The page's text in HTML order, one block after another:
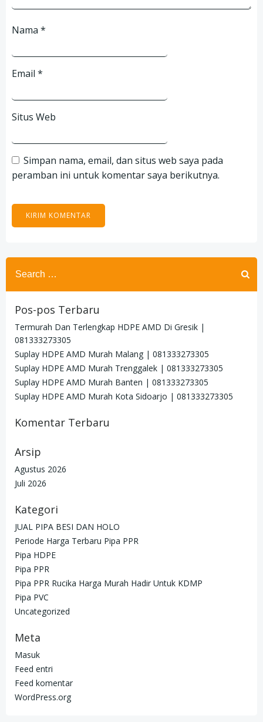
Nama *
Email *
Situs Web
Simpan nama, email, dan situs web saya pada
peramban ini untuk komentar saya berikutnya.
Search
for:
Pos-pos Terbaru
Termurah Dan Terlengkap HDPE AMD Di Gresik |
081333273305
Suplay HDPE AMD Murah Malang | 081333273305
Suplay HDPE AMD Murah Trenggalek | 081333273305
Suplay HDPE AMD Murah Banten | 081333273305
Suplay HDPE AMD Murah Kota Sidoarjo | 081333273305
Komentar Terbaru
Arsip
Agustus 2026
Juli 2026
Kategori
JUAL PIPA BESI DAN HOLO
Periode Harga Terbaru Pipa PPR
Pipa HDPE
Pipa PPR
Pipa PPR Rucika Harga Murah Hadir Untuk KDMP
Pipa PVC
Uncategorized
Meta
Masuk
Feed entri
Feed komentar
WordPress.org